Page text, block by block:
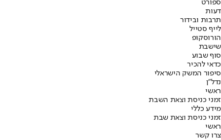
ספורט
דעות
תרבות ובידור
לייף סטייל
הורוסקופ
שישבת
סוף שבוע
כדאי להכיר
סיפור המשק הישראלי
נדל"ן
ראשי
זמני כניסת וצאת השבת
מידע כללי
זמני כניסת וצאת שבת
ראשי
צרו קשר